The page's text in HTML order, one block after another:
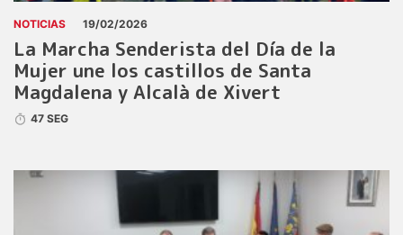
NOTICIAS 19/02/2026
La Marcha Senderista del Día de la
Mujer une los castillos de Santa
Magdalena y Alcalà de Xivert
47 SEG